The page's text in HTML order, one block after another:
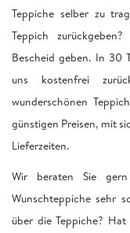
Teppiche selber zu
Teppich
Bescheid geben. In 30
uns kostenfrei
wunderschönen
günstigen Preisen, mit
Lieferzeiten.
Wir beraten Sie
Wunschteppiche sehr
über die Teppiche?